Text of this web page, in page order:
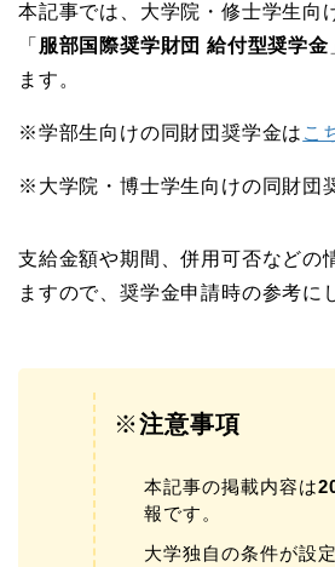
本記事では、大学院・修士学生向
「 服部国際奨学財団 給付型奨学金
ます。
※学部生向けの同財団奨学金は こ
※大学院・博士学生向けの同財団
支給金額や期間、併用可否などの
ますので、奨学金申請時の参考に
※注意事項
本記事の掲載内容は
報です。
大学独自の条件が設